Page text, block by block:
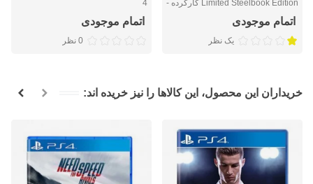
Limited Steelbook Edition کارکرده -
پلی استیشن 4
اتمام موجودی
یک نظر
4
اتمام موجودی
0 نظر
خریداران این محصول، این کالاها را نیز خریده اند: